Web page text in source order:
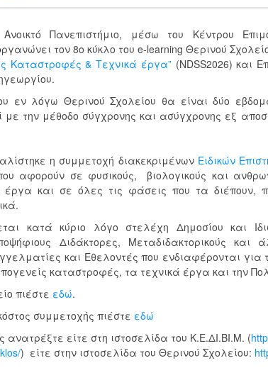
Πανεπιστήμιο, μέσω του Κέντρου
τον 8ο κύκλο του e-learning Θερινού
Καταστροφές & Τεχνικά έργα”(NDSS2026) και
εν λόγω Θερινού Σχολείου θα είναι δύο
με την μέθοδο σύγχρονης και ασύγχρονης εξ
η συμμετοχή διακεκριμένων Ειδικών
αφορούν σε φυσικούς, βιολογικούς και
και σε όλες τις φάσεις που τα διέπουν,
κατά κύριο λόγο στελέχη Δημοσίου και
Διδάκτορες, Μεταδιδακτορικούς και
και Εθελοντές που ενδιαφέρονται για
καταστροφές, τα τεχνικά έργα και την
πιέστε εδώ.
συμμετοχής πιέστε εδώ
είτε στη ιστοσελίδα του Κ.Ε.ΔΙ.ΒΙ.Μ. (
) είτε στην ιστοσελίδα του Θερινού Σχολείου: